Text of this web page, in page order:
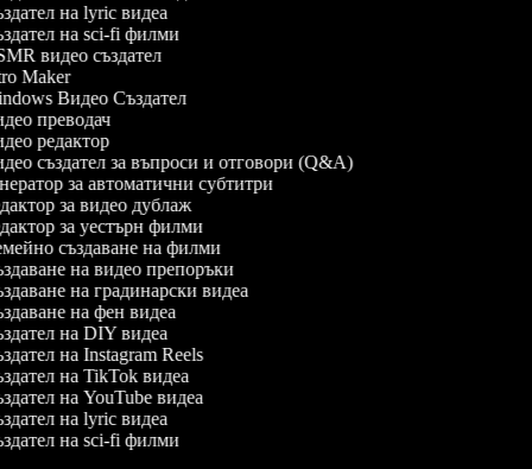
на lyric видеа
на sci-fi филми
видео създател
Maker
Видео Създател
преводач
редактор
създател за въпроси и отговори (Q&A)
за автоматични субтитри
за видео дублаж
за уестърн филми
създаване на филми
на видео препоръки
на градинарски видеа
на фен видеа
на DIY видеа
на Instagram Reels
на TikTok видеа
на YouTube видеа
на lyric видеа
на sci-fi филми